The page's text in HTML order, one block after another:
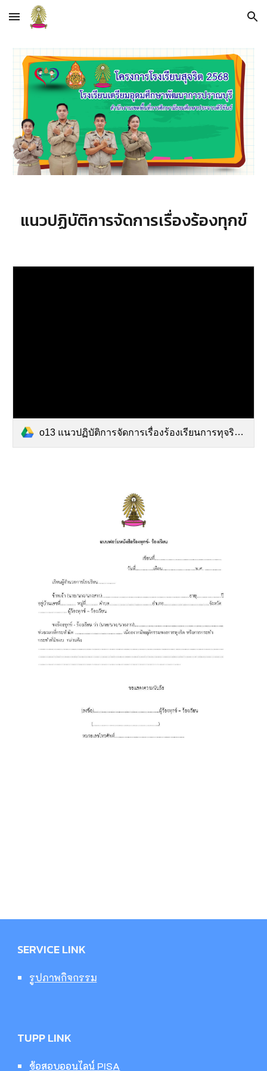
Skip to main content Skip to navigation
แนวปฏิบัติการจัดการเรื่องร้องทุกข์
o13 แนวปฏิบัติการจัดการเรื่องร้องเรียนการทุจริตและประพฤติมิชอบ.pdf
SERVICE LINK
รูปภาพกิจกรรม
TUPP LINK
ข้อสอบออนไลน์ PISA